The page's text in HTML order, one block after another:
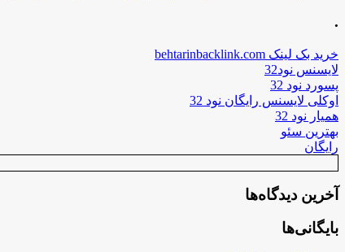
.
خرید بک لینک behtarinbacklink.com
لایسنس نود32
پسورد نود 32
اوکلی لایسنس رایگان نود 32
همیار نود 32
بهترین سئو
رایگان
آخرین دیدگاه‌ها
بایگانی‌ها